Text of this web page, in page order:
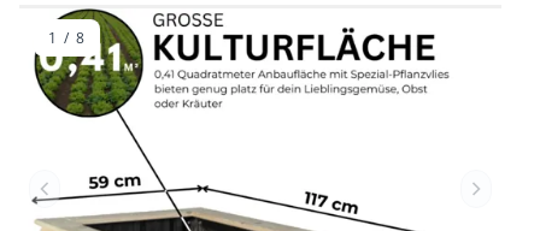
Articolul anterior
1 / 8